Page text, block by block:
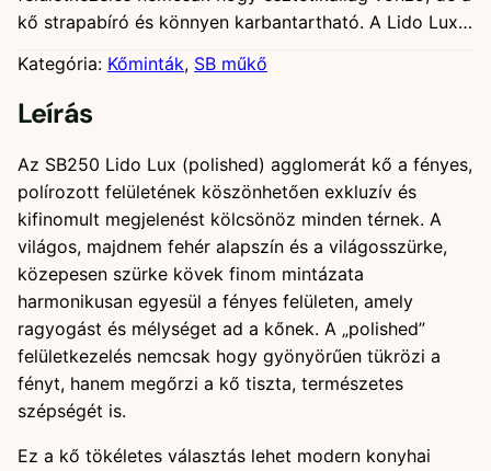
kő strapabíró és könnyen karbantartható. A Lido Lux…
Kategória: Kőminták, SB műkő
Leírás
Az SB250 Lido Lux (polished) agglomerát kő a fényes,
polírozott felületének köszönhetően exkluzív és
kifinomult megjelenést kölcsönöz minden térnek. A
világos, majdnem fehér alapszín és a világosszürke,
közepesen szürke kövek finom mintázata
harmonikusan egyesül a fényes felületen, amely
ragyogást és mélységet ad a kőnek. A „polished”
felületkezelés nemcsak hogy gyönyörűen tükrözi a
fényt, hanem megőrzi a kő tiszta, természetes
szépségét is.
Ez a kő tökéletes választás lehet modern konyhai